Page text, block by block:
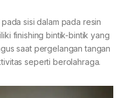
sisi dalam pada resin
finishing bintik-bintik yang
saat pergelangan tangan
seperti berolahraga.